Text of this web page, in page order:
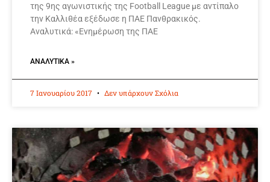
της 9ης αγωνιστικής της Football League με αντίπαλο
την Καλλιθέα εξέδωσε η ΠΑΕ Πανθρακικός.
Αναλυτικά: «Ενημέρωση της ΠΑΕ
ΑΝΑΛΥΤΙΚΆ »
7 Ιανουαρίου 2017 Δεν υπάρχουν Σχόλια